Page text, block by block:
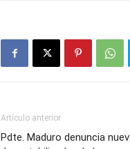
Artículo anterior
Pdte. Maduro denuncia